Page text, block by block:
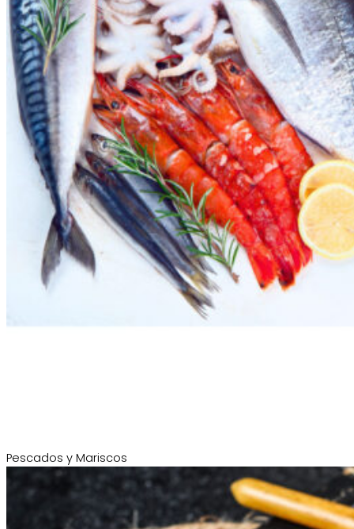
Pescados y Mariscos